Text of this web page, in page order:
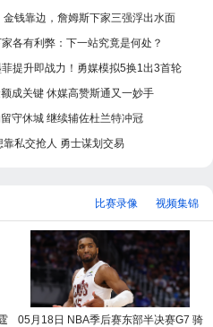
钱靠边，詹姆斯下家三强浮出水面
各有利弊：下一站究竟是何处？
提升即战力！勇媒模拟5换1出3首轮
成关键 休媒高赞斯通又一妙手
守休城 继续辅佐杜兰特冲冠
私交抢人 勇士谋划交易
视频集锦
比赛录像
05月18日 NBA季后赛东部半决赛G7 骑